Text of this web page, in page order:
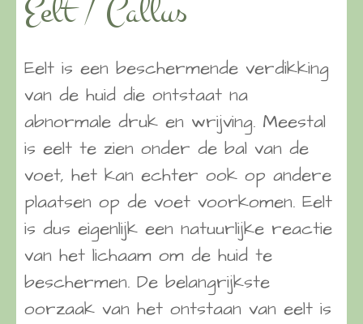
Eelt / Callus
Eelt is een beschermende verdikking
van de huid die ontstaat na
abnormale druk en wrijving. Meestal
is eelt te zien onder de bal van de
voet, het kan echter ook op andere
plaatsen op de voet voorkomen. Eelt
is dus eigenlijk een natuurlijke reactie
van het lichaam om de huid te
beschermen. De belangrijkste
oorzaak van het ontstaan van eelt is